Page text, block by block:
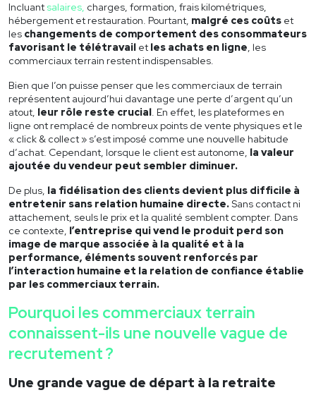
Incluant salaires, charges, formation, frais kilométriques,
hébergement et restauration. Pourtant, malgré ces coûts et
les changements de comportement des consommateurs
favorisant le télétravail et les achats en ligne, les
commerciaux terrain restent indispensables.
Bien que l’on puisse penser que les commerciaux de terrain
représentent aujourd’hui davantage une perte d’argent qu’un
atout, leur rôle reste crucial. En effet, les plateformes en
ligne ont remplacé de nombreux points de vente physiques et le
« click & collect » s’est imposé comme une nouvelle habitude
d’achat. Cependant, lorsque le client est autonome, la valeur
ajoutée du vendeur peut sembler diminuer.
De plus, la fidélisation des clients devient plus difficile à
entretenir sans relation humaine directe.Sans contact ni
attachement, seuls le prix et la qualité semblent compter. Dans
ce contexte, l’entreprise qui vend le produit perd son
image de marque associée à la qualité et à la
performance, éléments souvent renforcés par
l’interaction humaine et la relation de confiance établie
par les commerciaux terrain.
Pourquoi les commerciaux terrain
connaissent-ils une nouvelle vague de
recrutement ?
Une grande vague de départ à la retraite